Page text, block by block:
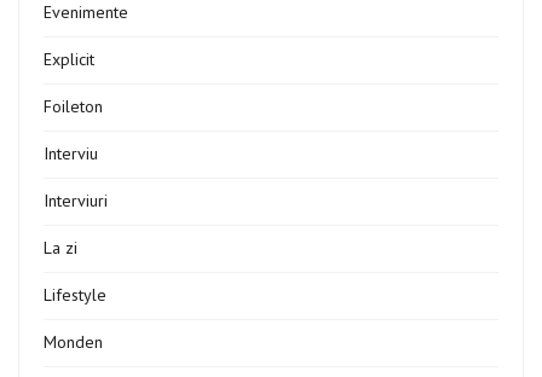
Evenimente
Explicit
Foileton
Interviu
Interviuri
La zi
Lifestyle
Monden